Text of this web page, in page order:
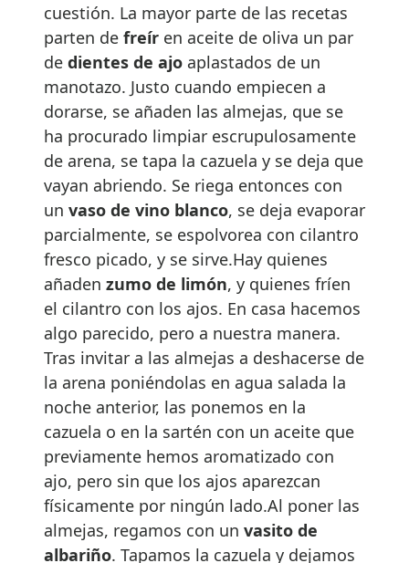
cuestión. La mayor parte de las recetas
parten de freír en aceite de oliva un par
de dientes de ajo aplastados de un
manotazo. Justo cuando empiecen a
dorarse, se añaden las almejas, que se
ha procurado limpiar escrupulosamente
de arena, se tapa la cazuela y se deja que
vayan abriendo. Se riega entonces con
un vaso de vino blanco, se deja evaporar
parcialmente, se espolvorea con cilantro
fresco picado, y se sirve.Hay quienes
añaden zumo de limón, y quienes fríen
el cilantro con los ajos. En casa hacemos
algo parecido, pero a nuestra manera.
Tras invitar a las almejas a deshacerse de
la arena poniéndolas en agua salada la
noche anterior, las ponemos en la
cazuela o en la sartén con un aceite que
previamente hemos aromatizado con
ajo, pero sin que los ajos aparezcan
físicamente por ningún lado.Al poner las
almejas, regamos con un vasito de
albariño. Tapamos la cazuela y dejamos